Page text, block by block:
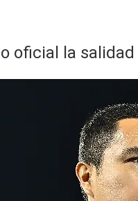
oficial la